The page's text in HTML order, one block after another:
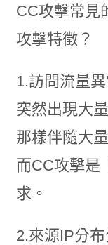
CC攻擊常見
攻擊特徵？
1.訪問流量
突然出現大
那樣伴隨大
而CC攻擊是
求。
2.來源IP分